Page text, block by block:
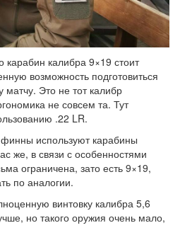
карабин калибра 9×19 стоит
возможность подготовиться
Это не тот калибр
не совсем та. Тут
.22 LR.
используют карабины
же, в связи с особенностями
ограничена, зато есть 9×19,
по аналогии.
винтовку калибра 5,6
но такого оружия очень мало,